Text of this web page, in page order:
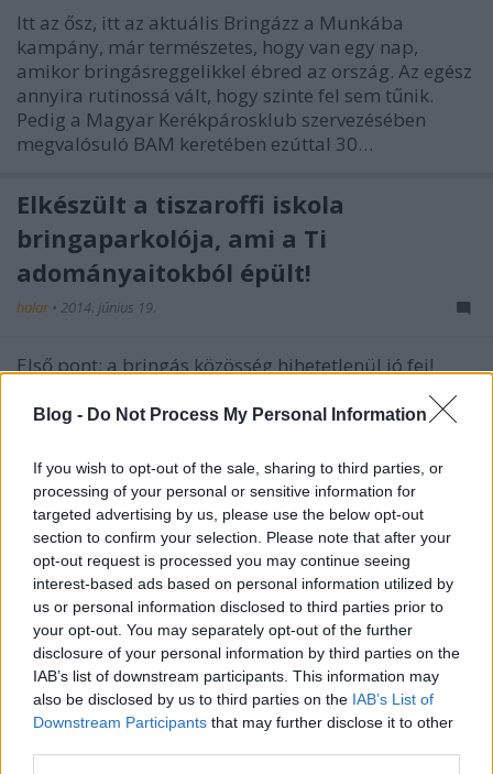
Blog - Do Not Process My Personal Information
If you wish to opt-out of the sale, sharing to third parties, or
processing of your personal or sensitive information for
targeted advertising by us, please use the below opt-out
section to confirm your selection. Please note that after your
opt-out request is processed you may continue seeing
interest-based ads based on personal information utilized by
us or personal information disclosed to third parties prior to
your opt-out. You may separately opt-out of the further
disclosure of your personal information by third parties on the
IAB’s list of downstream participants. This information may
also be disclosed by us to third parties on the IAB’s List of
Downstream Participants that may further disclose it to other
Itt az ősz, itt az aktuális Bringázz a Munkába
kampány, már természetes, hogy van egy nap,
amikor bringásreggelikkel ébred az ország. Az egész
annyira rutinossá vált, hogy szinte fel sem tűnik.
Pedig a Magyar Kerékpárosklub szervezésében
megvalósuló BAM keretében ezúttal 30…
Elkészült a tiszaroffi iskola
bringaparkolója, ami a Ti
adományaitokból épült!
halar • 2014. június 19.
Első pont: a bringás közösség hihetetlenül jó fej!
pedig elmondjuk miért. Sorolhatnánk, mennyi
években, amire a hivatalos szervek nem költenek
pénzt (hiszen tudjuk, pénz az "nincs").…
Minden bringás lakjon jól!
halar•2014. május 09.
Csütörtök hajnalban még eső esett az ország nagy
részén. A Magyar Kerékpárosklub munkatársai és
aktivistái viszont ekkor már több, mint 30 helyen
sürögtek-forogtak, hogy 7-től a Bringázz a Munkába!
kampány szokásos reggelijét készítsék elő. És mint
egy égi jel, az eső…